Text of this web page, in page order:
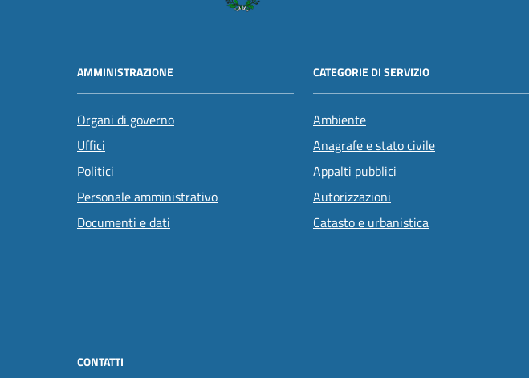
AMMINISTRAZIONE
Organi di governo
Uffici
Politici
Personale amministrativo
Documenti e dati
CATEGORIE DI SERVIZIO
Ambiente
Anagrafe e stato civile
Appalti pubblici
Autorizzazioni
Catasto e urbanistica
CONTATTI